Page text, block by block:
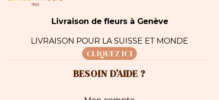
Livraison de fleurs à Genève
LIVRAISON POUR LA SUISSE ET MONDE
CLIQUEZ ICI
BESOIN D’AIDE ?